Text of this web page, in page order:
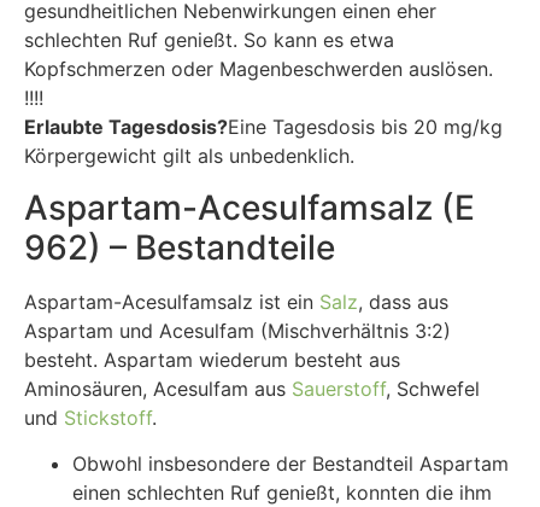
gesundheitlichen Nebenwirkungen einen eher
schlechten Ruf genießt. So kann es etwa
Kopfschmerzen oder Magenbeschwerden auslösen.
!!!!
Erlaubte Tagesdosis?Eine Tagesdosis bis 20 mg/kg
Körpergewicht gilt als unbedenklich.
Aspartam-Acesulfamsalz (E
962) – Bestandteile
Aspartam-Acesulfamsalz ist ein Salz, dass aus
Aspartam und Acesulfam (Mischverhältnis 3:2)
besteht. Aspartam wiederum besteht aus
Aminosäuren, Acesulfam aus Sauerstoff, Schwefel
und Stickstoff.
Obwohl insbesondere der Bestandteil Aspartam
einen schlechten Ruf genießt, konnten die ihm